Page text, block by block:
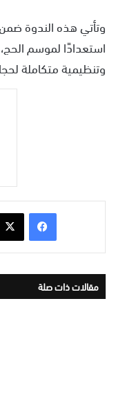
وتأتي هذه الندوة
استعدادًا لموسم الحج،
وتنظيمية متكاملة
مقالات ذات صلة